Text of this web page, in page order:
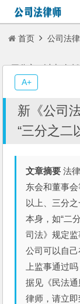
首页 公司法
“三分之二以上”包
新《公司
“三分之二
文章摘要 法
东会和董事
以上、三分
本身，如“二
司法》规定
公司可以自
上监事通过
据见《民法
律师，请立
A+